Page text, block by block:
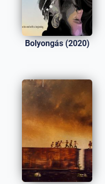
Bolyongás (2020)